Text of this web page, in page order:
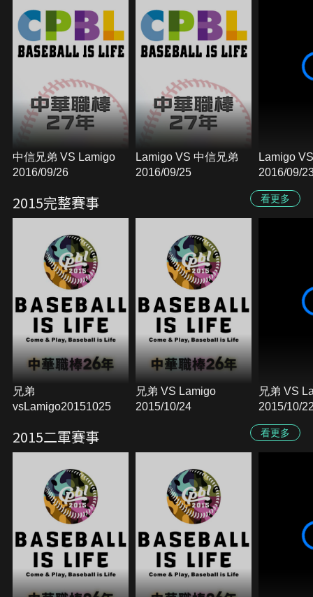
中信兄弟 VS Lamigo
2016/09/26
Lamigo VS 中信兄弟
2016/09/25
Lamigo
2016/09/
2015完整賽事 看更多
兄弟
vsLamigo20151025
兄弟 VS Lamigo
2015/10/24
兄弟 VS
2015/10/
2015二軍賽事 看更多